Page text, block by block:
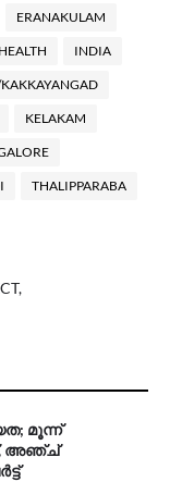
ERANAKULAM
HEALTH INDIA
KELAKAM
THALIPPARABA
മൂന്ന്
അഞ്ച്